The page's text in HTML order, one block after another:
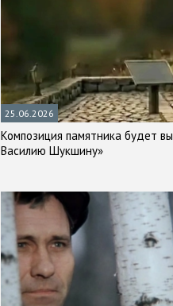
25.06.2026
Композиция памятника будет
Василию Шукшину»